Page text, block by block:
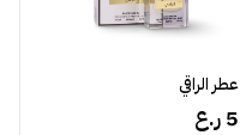
عطر الراقي
5 ر.ع